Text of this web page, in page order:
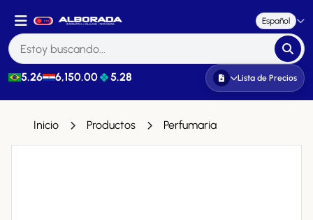
Español
5.26 6,150.00 5.28 Lista de Precios
Inicio Productos Perfumaria